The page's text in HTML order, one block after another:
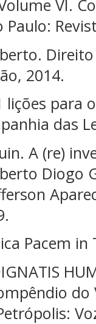
VI.
Paulo:
2014.
lições para
das
A (re)
Diogo
Pacem